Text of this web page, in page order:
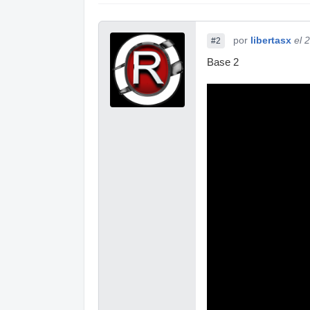
#2 por libertasx el
Base 2